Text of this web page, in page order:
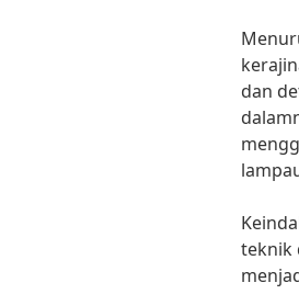
dan
teknik